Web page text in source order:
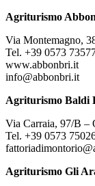
Agriturismo
Via Montemagno,
Tel. +39 0573
www.abbonbri.it
info@abbonbri.it
Agriturismo Baldi
Via Carraia, 97/B –
Tel. +39 0573
Agriturismo Gli